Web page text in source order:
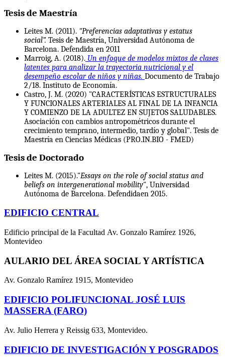
Tesis de Maestría
Leites M. (2011). "Preferencias adaptativas y estatus
social”. Tesis de Maestría, Universidad Autónoma de
Barcelona. Defendida en 2011
Marroig, A. (2018). Un enfoque de modelos mixtos de clases
latentes para analizar la trayectoria nutricional y el
desempeño escolar de niños y niñas. Documento de Trabajo
2/18. Instituto de Economía.
Castro, J. M. (2020) "CARACTERÍSTICAS ESTRUCTURALES
Y FUNCIONALES ARTERIALES AL FINAL DE LA INFANCIA
Y COMIENZO DE LA ADULTEZ EN SUJETOS SALUDABLES.
Asociación con cambios antropométricos durante el
crecimiento temprano, intermedio, tardío y global". Tesis de
Maestría en Ciencias Médicas (PRO.IN.BIO - FMED)
Tesis de Doctorado
Leites M. (2015)."Essays on the role of social status and
beliefs on intergenerational mobility", Universidad
Autónoma de Barcelona. Defendidaen 2015.
EDIFICIO CENTRAL
Edificio principal de la Facultad Av. Gonzalo Ramírez 1926,
Montevideo
AULARIO DEL ÁREA SOCIAL Y ARTÍSTICA
Av. Gonzalo Ramírez 1915, Montevideo
EDIFICIO POLIFUNCIONAL JOSÉ LUIS
MASSERA (FARO)
Av. Julio Herrera y Reissig 633, Montevideo.
EDIFICIO DE INVESTIGACIÓN Y POSGRADOS